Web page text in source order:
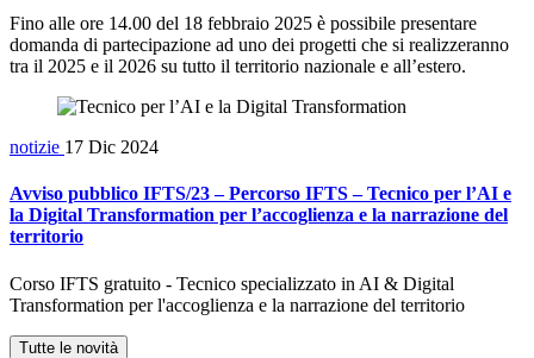
Fino alle ore 14.00 del 18 febbraio 2025 è possibile presentare
domanda di partecipazione ad uno dei progetti che si realizzeranno
tra il 2025 e il 2026 su tutto il territorio nazionale e all’estero.
notizie 17 Dic 2024
Avviso pubblico IFTS/23 – Percorso IFTS – Tecnico per l’AI e
la Digital Transformation per l’accoglienza e la narrazione del
territorio
Corso IFTS gratuito - Tecnico specializzato in AI & Digital
Transformation per l'accoglienza e la narrazione del territorio
Tutte le novità